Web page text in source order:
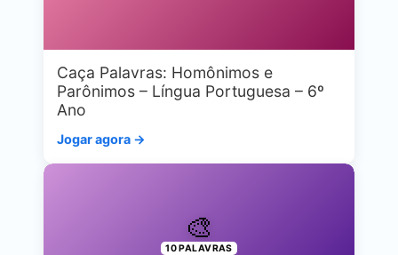
Caça Palavras: Homônimos e
Parônimos – Língua Portuguesa – 6º
Ano
Jogar agora →
🎨
10 PALAVRAS